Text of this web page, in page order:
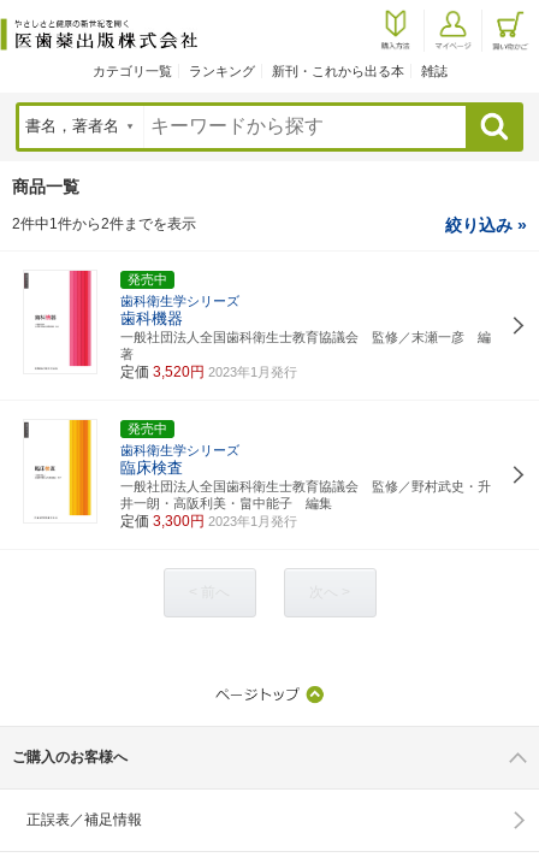
カテゴリ一覧 ランキング 新刊・これから出る本 雑誌
検索
商品一覧
2件中1件から2件までを表示 絞り込み »
発売中
歯科衛生学シリーズ
歯科機器
一般社団法人全国歯科衛生士教育協議会 監修／末瀬一彦 編
著
定価 3,520円 2023年1月発行
発売中
歯科衛生学シリーズ
臨床検査
一般社団法人全国歯科衛生士教育協議会 監修／野村武史・升
井一朗・高阪利美・畠中能子 編集
定価 3,300円 2023年1月発行
ご購入のお客様へ
正誤表／補足情報